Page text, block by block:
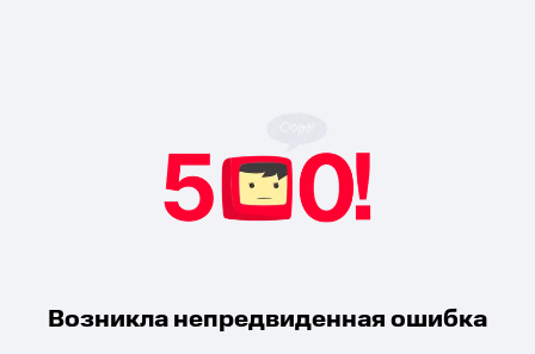
Возникла непредвиденная ошибка